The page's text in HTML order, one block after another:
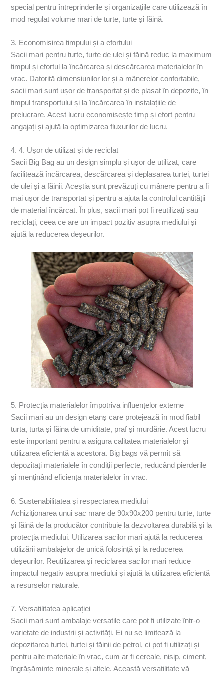
special pentru întreprinderile și organizațiile care utilizează în
mod regulat volume mari de turte, turte și făină.
3. Economisirea timpului și a efortului
Sacii mari pentru turte, turte de ulei și făină reduc la maximum
timpul și efortul la încărcarea și descărcarea materialelor în
vrac. Datorită dimensiunilor lor și a mânerelor confortabile,
sacii mari sunt ușor de transportat și de plasat în depozite, în
timpul transportului și la încărcarea în instalațiile de
prelucrare. Acest lucru economisește timp și efort pentru
angajați și ajută la optimizarea fluxurilor de lucru.
4. 4. Ușor de utilizat și de reciclat
Sacii Big Bag au un design simplu și ușor de utilizat, care
facilitează încărcarea, descărcarea și deplasarea turtei, turtei
de ulei și a făinii. Aceștia sunt prevăzuți cu mânere pentru a fi
mai ușor de transportat și pentru a ajuta la controlul cantității
de material încărcat. În plus, sacii mari pot fi reutilizați sau
reciclați, ceea ce are un impact pozitiv asupra mediului și
ajută la reducerea deșeurilor.
5. Protecția materialelor împotriva influențelor externe
Sacii mari au un design etanș care protejează în mod fiabil
turta, turta și făina de umiditate, praf și murdărie. Acest lucru
este important pentru a asigura calitatea materialelor și
utilizarea eficientă a acestora. Big bags vă permit să
depozitați materialele în condiții perfecte, reducând pierderile
și menținând eficiența materialelor în vrac.
6. Sustenabilitatea și respectarea mediului
Achiziționarea unui sac mare de 90x90x200 pentru turte, turte
și făină de la producător contribuie la dezvoltarea durabilă și la
protecția mediului. Utilizarea sacilor mari ajută la reducerea
utilizării ambalajelor de unică folosință și la reducerea
deșeurilor. Reutilizarea și reciclarea sacilor mari reduce
impactul negativ asupra mediului și ajută la utilizarea eficientă
a resurselor naturale.
7. Versatilitatea aplicației
Sacii mari sunt ambalaje versatile care pot fi utilizate într-o
varietate de industrii și activități. Ei nu se limitează la
depozitarea turtei, turtei și făinii de petrol, ci pot fi utilizați și
pentru alte materiale în vrac, cum ar fi cereale, nisip, ciment,
îngrășăminte minerale și altele. Această versatilitate vă